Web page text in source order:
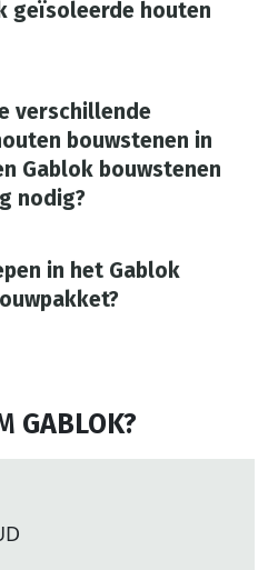
GABLOK?
geïsoleerde houten
verschillende
bouwstenen in
Gablok bouwstenen
nodig?
in het Gablok